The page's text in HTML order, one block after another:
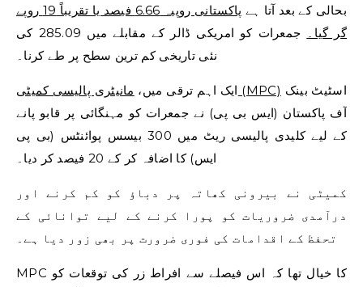
بحالی کے بعد آتا ہے
پاکستانی روپیہ 6.66 فیصد یا تقریباً 19 روپے
گر گیا۔
جمعرات کو امریکی ڈالر کے مقابلے میں 285.09 کی
نئی تاریخی کم ترین سطح پر طے کرنا۔
ایک اہم ترقی میں، مانیٹری پالیسی کمیٹی (MPC)
آف پاکستان (ایس بی پی) نے جمعرات کو مہنگائی پر قابو پانے
کے لیے کلیدی پالیسی ریٹ میں 300 بیسس پوائنٹس (بی پی
ایس) کا اضافہ کر کے 20 فیصد کر دیا۔
کمیٹی نے بیرونی کھاتہ پر دباؤ کو کم کرنے اور
درآمدی ضروریات کو پورا کرنے کے لیے توانائی کے
تحفظ کے اقدامات کی فوری ضرورت پر بھی زور دیا ہے۔
MPC کا خیال تھا کہ اس فیصلے سے افراط زر کی توقعات کو